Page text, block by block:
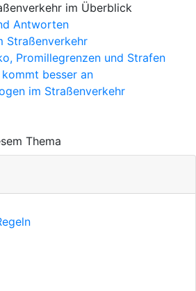
im Überblick
Antworten
Straßenverkehr
Promillegrenzen und Strafen
besser an
im Straßenverkehr
Thema